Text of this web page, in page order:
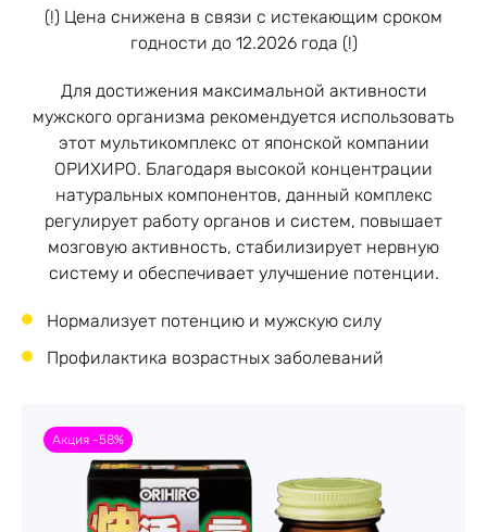
(!) Цена снижена в связи с истекающим сроком
годности до 12.2026 года (!)
Для достижения максимальной активности
мужского организма рекомендуется использовать
этот мультикомплекс от японской компании
ОРИХИРО. Благодаря высокой концентрации
натуральных компонентов, данный комплекс
регулирует работу органов и систем, повышает
мозговую активность, стабилизирует нервную
систему и обеспечивает улучшение потенции.
Нормализует потенцию и мужскую силу
Профилактика возрастных заболеваний
Акция -58%